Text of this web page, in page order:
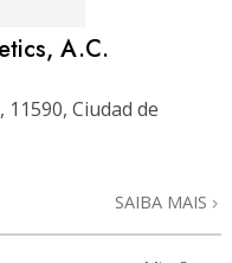
A.C.
Ciudad de
SAIBA MAIS